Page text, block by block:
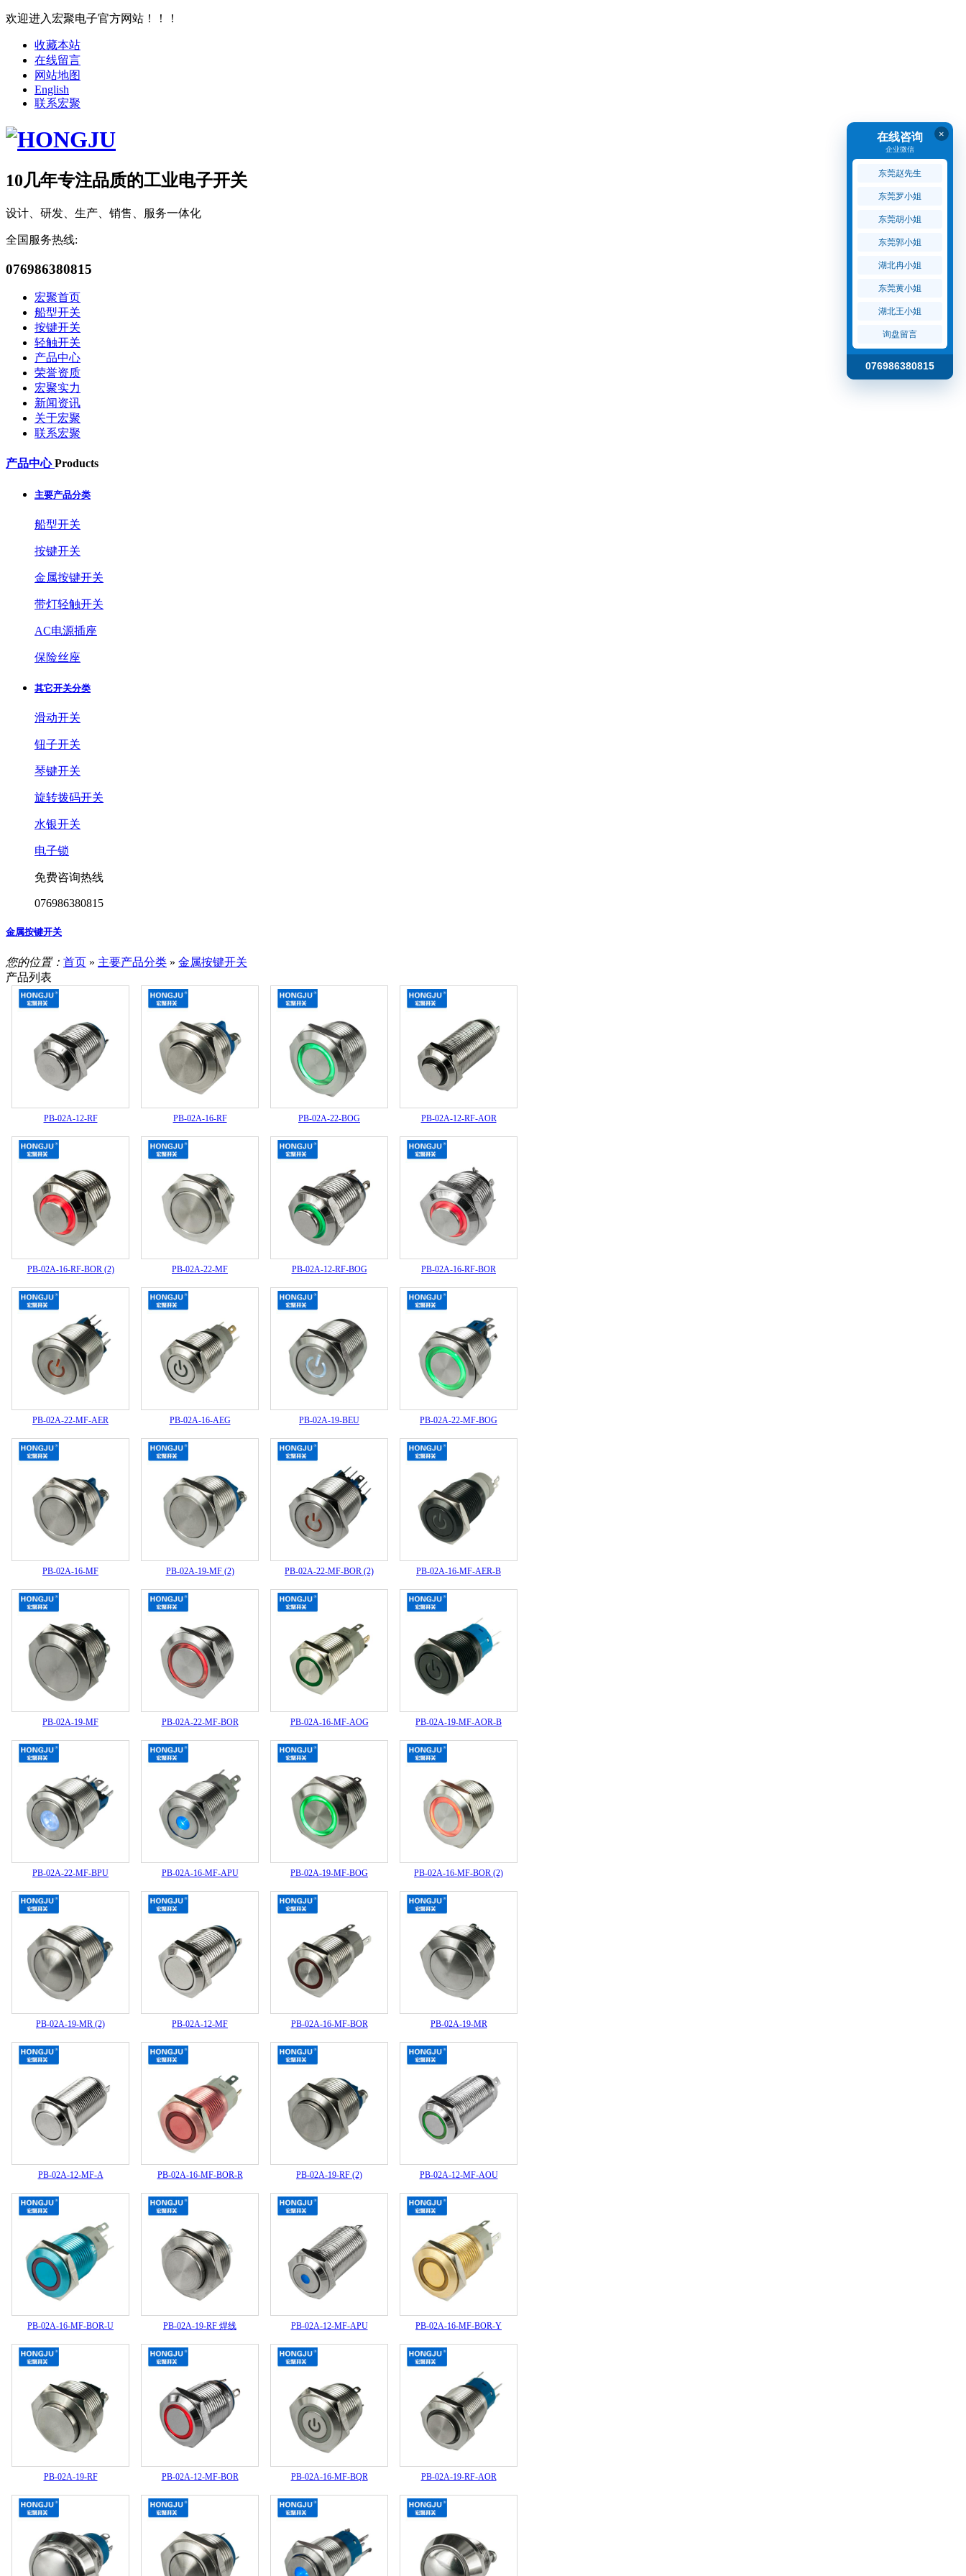
欢迎进入宏聚电子官方网站！！！
收藏本站
在线留言
网站地图
English
联系宏聚
10几年专注品质的工业电子开关
设计、研发、生产、销售、服务一体化
全国服务热线:
076986380815
宏聚首页
船型开关
按键开关
轻触开关
产品中心
荣誉资质
宏聚实力
新闻资讯
关于宏聚
联系宏聚
产品中心Products
主要产品分类
船型开关
按键开关
金属按键开关
带灯轻触开关
AC电源插座
保险丝座
其它开关分类
滑动开关
钮子开关
琴键开关
旋转拨码开关
水银开关
电子锁
免费咨询热线
076986380815
金属按键开关
您的位置： 首页 » 主要产品分类 » 金属按键开关
产品列表
PB-02A-12-RF PB-02A-16-RF PB-02A-22-BOG PB-02A-12-RF-AOR
PB-02A-16-RF-BOR (2) PB-02A-22-MF PB-02A-12-RF-BOG PB-02A-16-RF-BOR
PB-02A-22-MF-AER PB-02A-16-AEG PB-02A-19-BEU PB-02A-22-MF-BOG
PB-02A-16-MF PB-02A-19-MF (2) PB-02A-22-MF-BOR (2) PB-02A-16-MF-AER-B
PB-02A-19-MF PB-02A-22-MF-BOR PB-02A-16-MF-AOG PB-02A-19-MF-AOR-B
PB-02A-22-MF-BPU PB-02A-16-MF-APU PB-02A-19-MF-BOG PB-02A-16-MF-BOR (2)
PB-02A-19-MR (2) PB-02A-12-MF PB-02A-16-MF-BOR PB-02A-19-MR
PB-02A-12-MF-A PB-02A-16-MF-BOR-R PB-02A-19-RF (2) PB-02A-12-MF-AOU
PB-02A-16-MF-BOR-U PB-02A-19-RF 焊线 PB-02A-12-MF-APU PB-02A-16-MF-BOR-Y
PB-02A-19-RF PB-02A-12-MF-BOR PB-02A-16-MF-BQR PB-02A-19-RF-AOR
×
在线咨询
企业微信
东莞赵先生
东莞罗小姐
东莞胡小姐
东莞郭小姐
湖北冉小姐
东莞黄小姐
湖北王小姐
询盘留言
076986380815